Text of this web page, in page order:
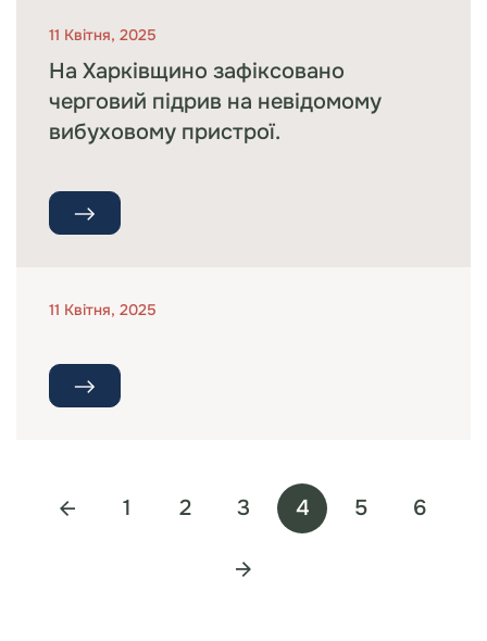
11 Квітня, 2025
На Харківщино зафіксовано
черговий підрив на невідомому
вибуховому пристрої.
11 Квітня, 2025
1 2 3 4 5 6